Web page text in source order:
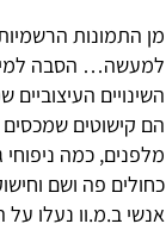
מן התמונות
השינויים
הם קישוטים שמכסים
אנשי ב.מ.וו נעלו על